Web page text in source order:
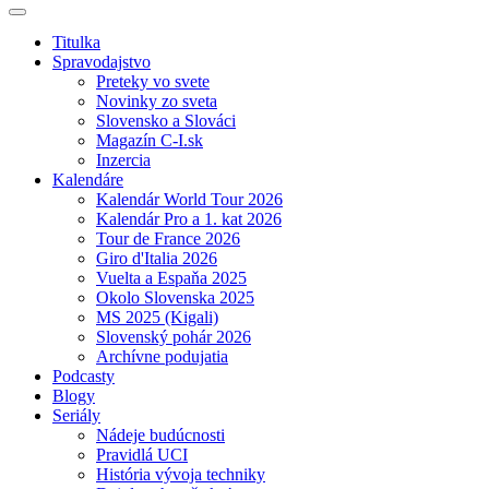
Titulka
Spravodajstvo
Preteky vo svete
Novinky zo sveta
Slovensko a Slováci
Magazín C-I.sk
Inzercia
Kalendáre
Kalendár World Tour 2026
Kalendár Pro a 1. kat 2026
Tour de France 2026
Giro d'Italia 2026
Vuelta a Espaňa 2025
Okolo Slovenska 2025
MS 2025 (Kigali)
Slovenský pohár 2026
Archívne podujatia
Podcasty
Blogy
Seriály
Nádeje budúcnosti
Pravidlá UCI
História vývoja techniky